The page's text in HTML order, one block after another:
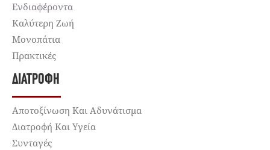
Ενδιαφέροντα
Καλύτερη Ζωή
Μονοπάτια
Πρακτικές
ΔΙΑΤΡΟΦΉ
Αποτοξίνωση Και Αδυνάτισμα
Διατροφή Και Υγεία
Συνταγές